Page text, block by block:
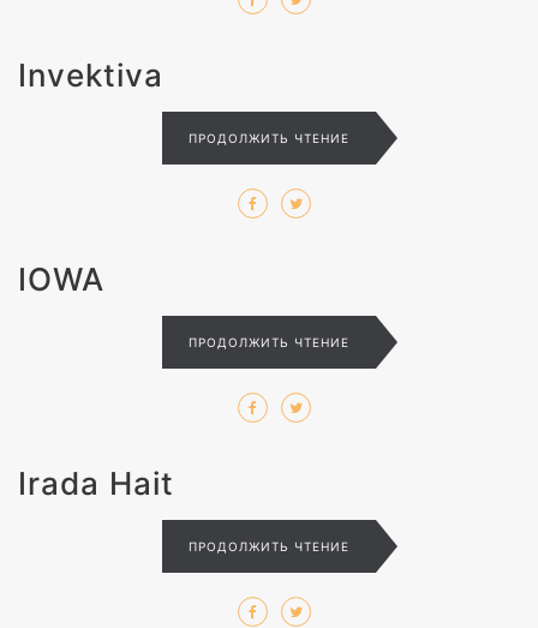
Invektiva
ПРОДОЛЖИТЬ ЧТЕНИЕ
IOWA
ПРОДОЛЖИТЬ ЧТЕНИЕ
Irada Hait
ПРОДОЛЖИТЬ ЧТЕНИЕ